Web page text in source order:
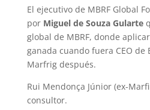
El ejecutivo de MBRF Global
por Miguel de Souza Gularte
global de MBRF, donde
ganada cuando fuera CEO de
Marfrig después.
Rui Mendonça Júnior (ex-
consultor.